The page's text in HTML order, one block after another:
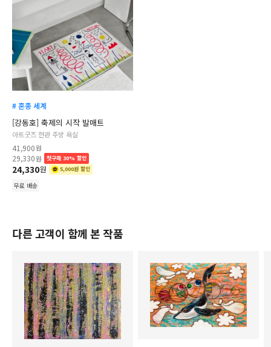
# 혼종 세계
[강동호] 축제의 시작 발매트
아트굿즈 현관 주방 욕실
41,900원
29,330원 첫구매 30% 할인
24,330원 5,000원 할인
무료 배송
다른 고객이 함께 본 작품